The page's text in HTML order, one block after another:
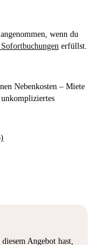
wenn du
erfüllst.
Nebenkosten – Miete
Angebot hast,